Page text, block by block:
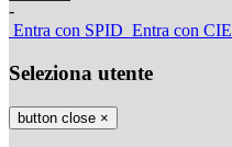
-
Entra con SPID Entra con CIE
Seleziona utente
button close ×